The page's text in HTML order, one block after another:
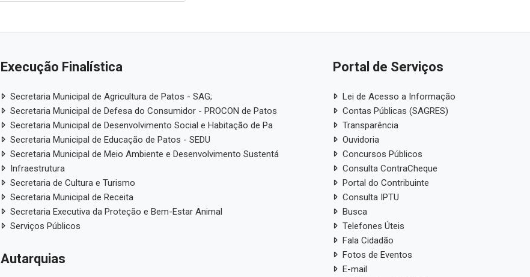
Execução Finalística
Secretaria Municipal de Agricultura de Patos - SAG;
Secretaria Municipal de Defesa do Consumidor - PROCON de Patos
Secretaria Municipal de Desenvolvimento Social e Habitação de Pa
Secretaria Municipal de Educação de Patos - SEDU
Secretaria Municipal de Meio Ambiente e Desenvolvimento Sustentá
Infraestrutura
Secretaria de Cultura e Turismo
Secretaria Municipal de Receita
Secretaria Executiva da Proteção e Bem-Estar Animal
Serviços Públicos
Autarquias
Portal de Serviços
Lei de Acesso a Informação
Contas Públicas (SAGRES)
Transparência
Ouvidoria
Concursos Públicos
Consulta ContraCheque
Portal do Contribuinte
Consulta IPTU
Busca
Telefones Úteis
Fala Cidadão
Fotos de Eventos
E-mail